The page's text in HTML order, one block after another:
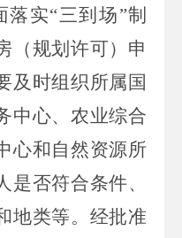
落实“三到场”制
（规划许可）申
及时组织所属国
中心、农业综合
心和自然资源所
是否符合条件、
地类等。经批准